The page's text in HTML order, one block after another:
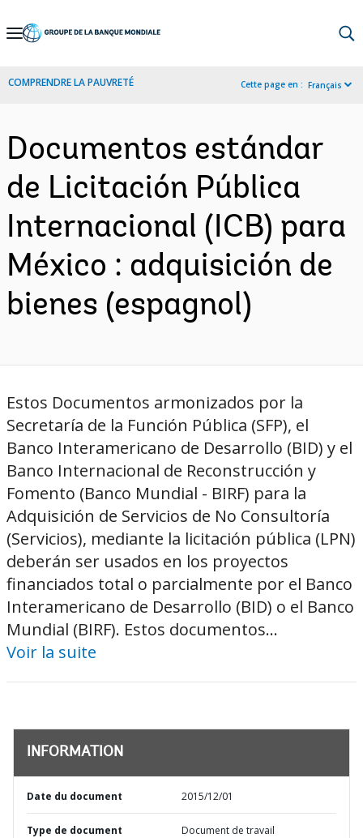
Skip
Navigation
COMPRENDRE LA PAUVRETÉ Cette page en : Français
Documentos estándar
de Licitación Pública
Internacional (ICB) para
México : adquisición de
bienes (espagnol)
Estos Documentos armonizados por la
Secretaría de la Función Pública (SFP), el
Banco Interamericano de Desarrollo (BID) y el
Banco Internacional de Reconstrucción y
Fomento (Banco Mundial - BIRF) para la
Adquisición de Servicios de No Consultoría
(Servicios), mediante la licitación pública (LPN)
deberán ser usados en los proyectos
financiados total o parcialmente por el Banco
Interamericano de Desarrollo (BID) o el Banco
Mundial (BIRF). Estos documentos...
Voir la suite
INFORMATION
Date du document 2015/12/01
Type de document Document de travail